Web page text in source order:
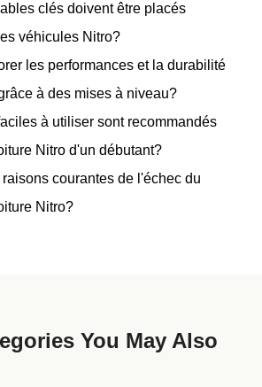
clés doivent être placés
véhicules Nitro?
les performances et la durabilité
à des mises à niveau?
à utiliser sont recommandés
Nitro d'un débutant?
courantes de l'échec du
Nitro?
You May Also